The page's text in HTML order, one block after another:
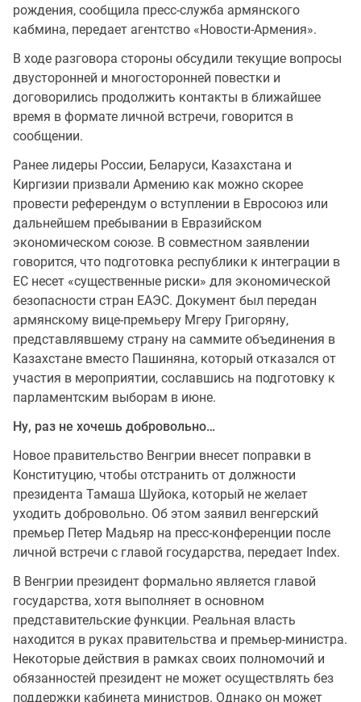
рождения, сообщила пресс-служба армянского
кабмина, передает агентство «Новости-Армения».
В ходе разговора стороны обсудили текущие вопросы
двусторонней и многосторонней повестки и
договорились продолжить контакты в ближайшее
время в формате личной встречи, говорится в
сообщении.
Ранее лидеры России, Беларуси, Казахстана и
Киргизии призвали Армению как можно скорее
провести референдум о вступлении в Евросоюз или
дальнейшем пребывании в Евразийском
экономическом союзе. В совместном заявлении
говорится, что подготовка республики к интеграции в
ЕС несет «существенные риски» для экономической
безопасности стран ЕАЭС. Документ был передан
армянскому вице-премьеру Мгеру Григоряну,
представлявшему страну на саммите объединения в
Казахстане вместо Пашиняна, который отказался от
участия в мероприятии, сославшись на подготовку к
парламентским выборам в июне.
Ну, раз не хочешь добровольно…
Новое правительство Венгрии внесет поправки в
Конституцию, чтобы отстранить от должности
президента Тамаша Шуйока, который не желает
уходить добровольно. Об этом заявил венгерский
премьер Петер Мадьяр на пресс-конференции после
личной встречи с главой государства, передает Index.
В Венгрии президент формально является главой
государства, хотя выполняет в основном
представительские функции. Реальная власть
находится в руках правительства и премьер-министра.
Некоторые действия в рамках своих полномочий и
обязанностей президент не может осуществлять без
поддержки кабинета министров. Однако он может